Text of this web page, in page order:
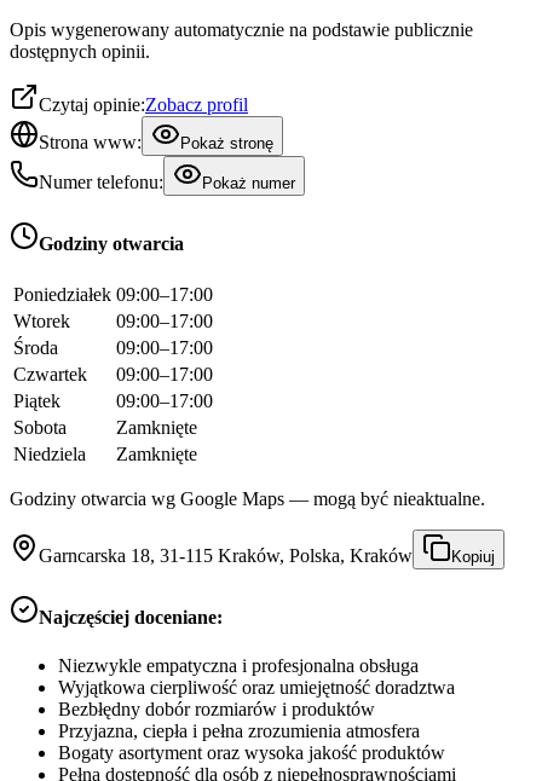
Opis wygenerowany automatycznie na podstawie publicznie
dostępnych opinii.
Czytaj opinie:Zobacz profil
Strona www:
Pokaż stronę
Numer telefonu: Pokaż numer
Godziny otwarcia
Poniedziałek 09:00–17:00
Wtorek
09:00–17:00
Środa
09:00–17:00
Czwartek
09:00–17:00
Piątek
09:00–17:00
Sobota
Zamknięte
Niedziela
Zamknięte
Godziny otwarcia wg Google Maps — mogą być nieaktualne.
Garncarska 18, 31-115 Kraków, Polska, Kraków Kopiuj
Najczęściej doceniane:
Niezwykle empatyczna i profesjonalna obsługa
Wyjątkowa cierpliwość oraz umiejętność doradztwa
Bezbłędny dobór rozmiarów i produktów
Przyjazna, ciepła i pełna zrozumienia atmosfera
Bogaty asortyment oraz wysoka jakość produktów
Pełna dostępność dla osób z niepełnosprawnościami